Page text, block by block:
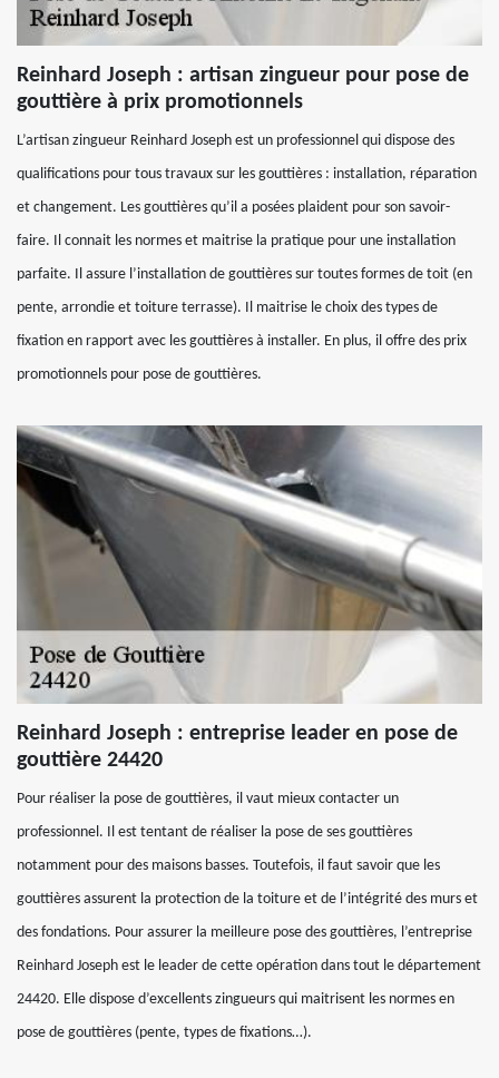
Reinhard Joseph : artisan zingueur pour pose de
gouttière à prix promotionnels
L’artisan zingueur Reinhard Joseph est un professionnel qui dispose des
qualifications pour tous travaux sur les gouttières : installation, réparation
et changement. Les gouttières qu’il a posées plaident pour son savoir-
faire. Il connait les normes et maitrise la pratique pour une installation
parfaite. Il assure l’installation de gouttières sur toutes formes de toit (en
pente, arrondie et toiture terrasse). Il maitrise le choix des types de
fixation en rapport avec les gouttières à installer. En plus, il offre des prix
promotionnels pour pose de gouttières.
Reinhard Joseph : entreprise leader en pose de
gouttière 24420
Pour réaliser la pose de gouttières, il vaut mieux contacter un
professionnel. Il est tentant de réaliser la pose de ses gouttières
notamment pour des maisons basses. Toutefois, il faut savoir que les
gouttières assurent la protection de la toiture et de l’intégrité des murs et
des fondations. Pour assurer la meilleure pose des gouttières, l’entreprise
Reinhard Joseph est le leader de cette opération dans tout le département
24420. Elle dispose d’excellents zingueurs qui maitrisent les normes en
pose de gouttières (pente, types de fixations…).